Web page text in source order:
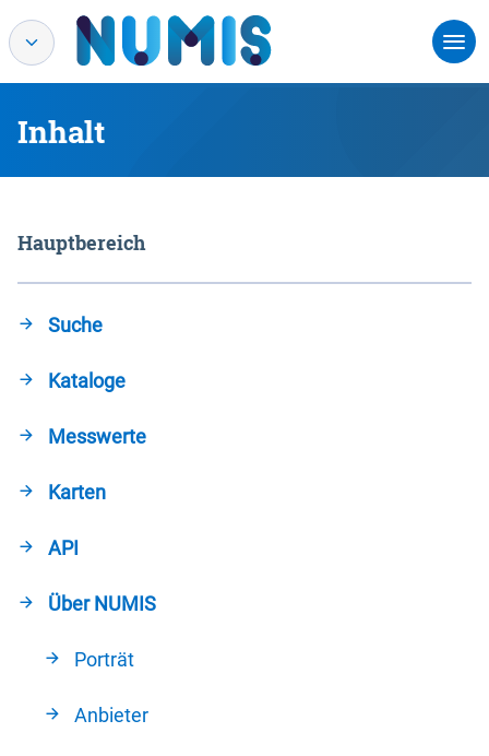
Inhalt
Hauptbereich
Suche
Kataloge
Messwerte
Karten
API
Über NUMIS
Porträt
Anbieter